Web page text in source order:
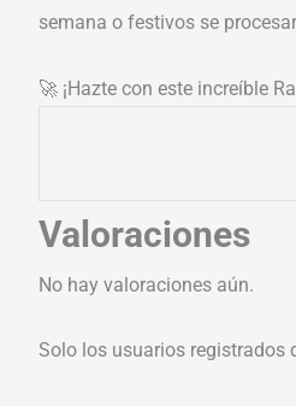
semana o festivos se
🚀 ¡Hazte con este increíble
Valoraciones
No hay valoraciones aún.
Solo los usuarios registrados